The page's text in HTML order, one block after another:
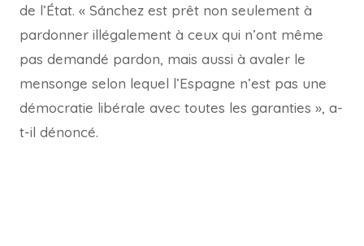
de l’État. « Sánchez est prêt non seulement à
pardonner illégalement à ceux qui n’ont même
pas demandé pardon, mais aussi à avaler le
mensonge selon lequel l’Espagne n’est pas une
démocratie libérale avec toutes les garanties », a-
t-il dénoncé.